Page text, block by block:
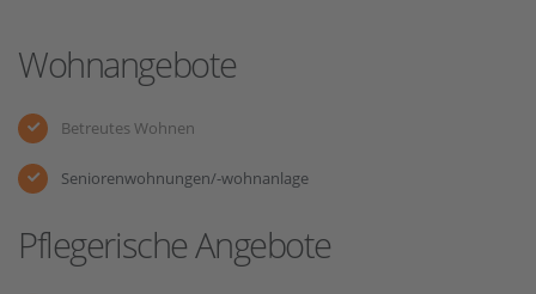
Wohnangebote
Betreutes Wohnen
Seniorenwohnungen/-wohnanlage
Pflegerische Angebote